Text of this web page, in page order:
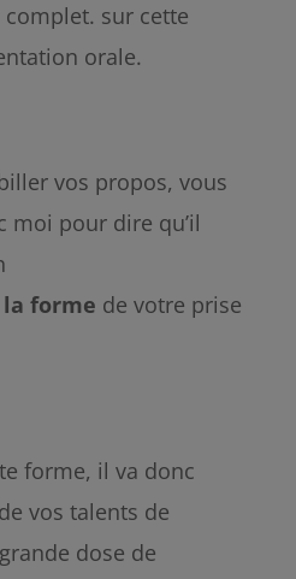
sur cette
orale.
vos propos, vous
moi pour dire qu’il
la forme de votre prise
forme, il va donc
vos talents de
dose de